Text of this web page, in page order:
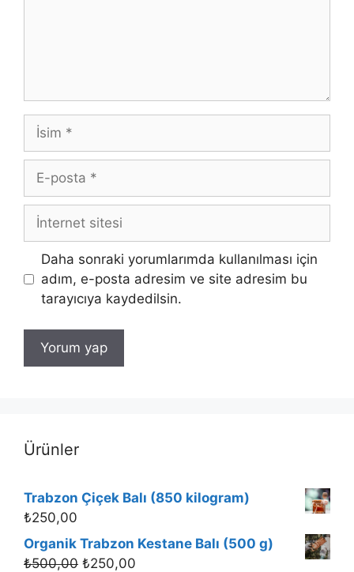
İsim
posta
İnternet
Daha sonraki yorumlarımda kullanılması için
adım, e-posta adresim ve site adresim bu
tarayıcıya kaydedilsin.
Ürünler
Trabzon Çiçek Balı (850 kilogram)
₺250,00
Organik Trabzon Kestane Balı (500 g)
₺500,00 ₺250,00